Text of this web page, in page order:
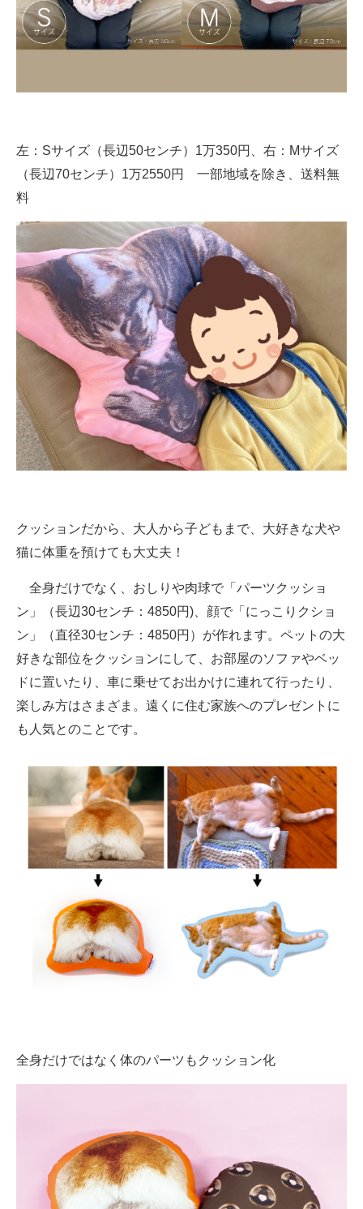
左：Sサイズ（長辺50センチ）1万350円、右：Mサイズ
（長辺70センチ）1万2550円 一部地域を除き、送料無
料
クッションだから、大人から子どもまで、大好きな犬や
猫に体重を預けても大丈夫！
全身だけでなく、おしりや肉球で「パーツクッショ
ン」（長辺30センチ：4850円)、顔で「にっこりクショ
ン」（直径30センチ：4850円）が作れます。ペットの大
好きな部位をクッションにして、お部屋のソファやベッ
ドに置いたり、車に乗せてお出かけに連れて行ったり、
楽しみ方はさまざま。遠くに住む家族へのプレゼントに
も人気とのことです。
全身だけではなく体のパーツもクッション化